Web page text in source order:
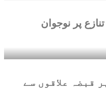
قبضہ علاقوں سے